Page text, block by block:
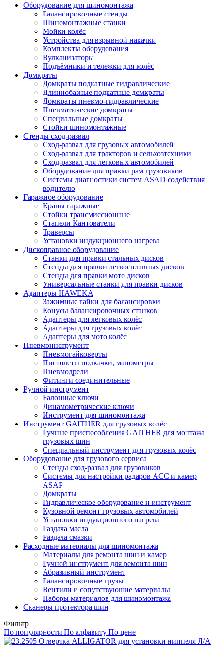
Оборудование для шиномонтажа
Балансировочные стенды
Шиномонтажные станки
Мойки колёс
Устройства для взрывной накачки
Комплекты оборудования
Вулканизаторы
Подъёмники и тележки для колёс
Домкраты
Домкраты подкатные гидравлические
Длиннобазные подкатные домкраты
Домкраты пневмо-гидравлические
Пневматические домкраты
Специальные домкраты
Стойки шиномонтажные
Стенды сход-развал
Сход-развал для грузовых автомобилей
Сход-развал для тракторов и сельхозтехники
Сход-развал для легковых автомобилей
Оборудование для правки рам грузовиков
Системы диагностики систем ASAD содействия
водителю
Гаражное оборудование
Краны гаражные
Стойки трансмиссионные
Стапели Кантователи
Траверсы
Установки индукционного нагрева
Дископравное оборудование
Станки для правки стальных дисков
Стенды для правки легкосплавных дисков
Стенды для правки мото дисков
Универсальные станки для правки дисков
Адаптеры HAWEKA
Зажимные гайки для балансировки
Конусы балансировочных станков
Адаптеры для легковых колёс
Адаптеры для грузовых колёс
Адаптеры для мото колёс
Пневмоинструмент
Пневмогайковерты
Пистолеты подкачки, манометры
Пневмодрели
Фитинги соединительные
Ручной инструмент
Балонные ключи
Динамометрические ключи
Инструмент для шиномонтажа
Инструмент GAITHER для грузовых колёс
Ручные приспособления GAITHER для монтажа
грузовых шин
Специальный инструмент для грузовых колёс
Оборудование для грузового сервиса
Стенды сход-развал для грузовиков
Системы для настройки радаров ACC и камер
ASAP
Домкраты
Гидравлическое оборудование и инструмент
Кузовной ремонт грузовых автомобилей
Установки индукционного нагрева
Раздача масла
Раздача смазки
Расходные материалы для шиномонтажа
Материалы для ремонта шин и камер
Ручной инструмент для ремонта шин
Абразивный инструмент
Балансировочные грузы
Вентили и сопутствующие материалы
Наборы материалов для шиномонтажа
Сканеры протектора шин
Фильтр
По популярности По алфавиту По цене